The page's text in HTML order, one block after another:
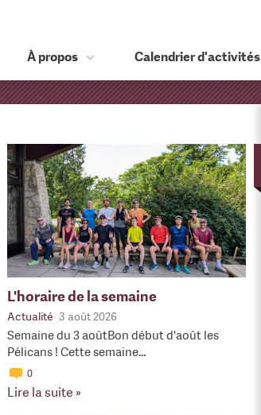
À propos Calendrier d'activités
L'horaire de la semaine
Actualité 3 août 2026
Semaine du 3 aoûtBon début d'août les
Pélicans ! Cette semaine…
0
Lire la suite »